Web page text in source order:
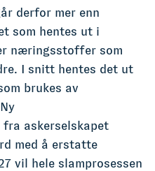
derfor mer enn
som hentes ut i
næringsstoffer som
I snitt hentes det ut
brukes av
askerselskapet
med å erstatte
vil hele slamprosessen